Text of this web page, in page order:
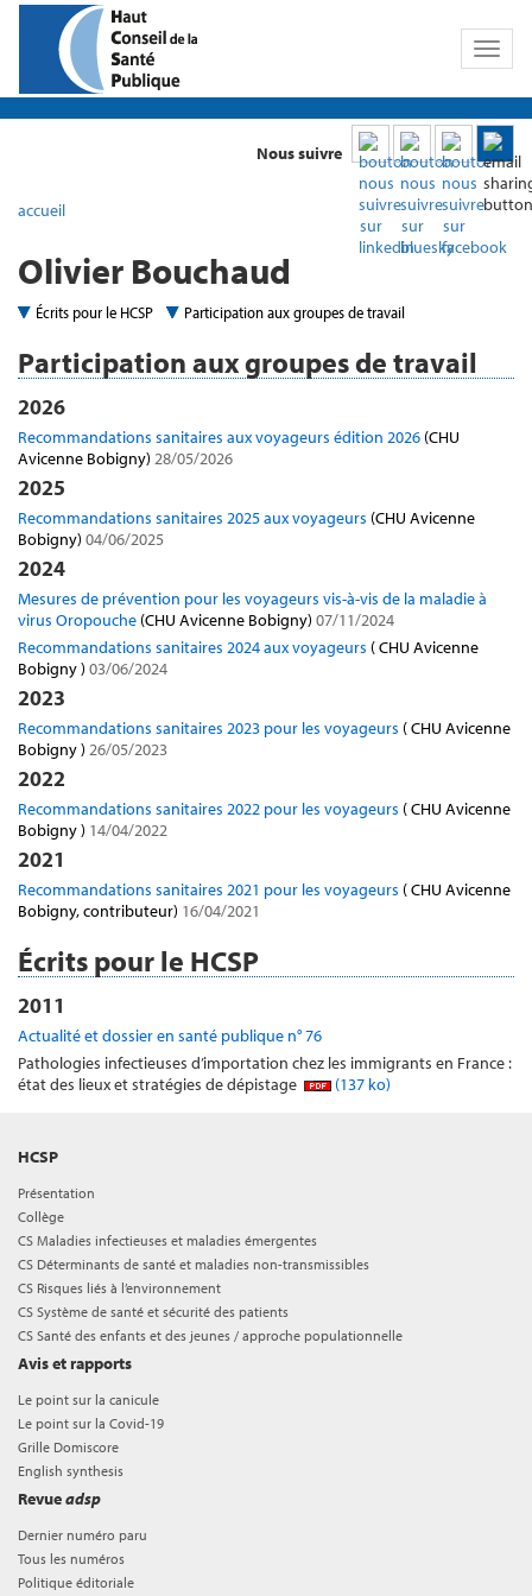
Toggle
Nous suivre
accueil
Olivier Bouchaud
Écrits pour le HCSP Participation aux groupes de travail
Participation aux groupes de travail
2026
Recommandations sanitaires aux voyageurs édition 2026 (CHU
Avicenne Bobigny) 28/05/2026
2025
Recommandations sanitaires 2025 aux voyageurs (CHU Avicenne
Bobigny) 04/06/2025
2024
Mesures de prévention pour les voyageurs vis-à-vis de la maladie à
virus Oropouche (CHU Avicenne Bobigny) 07/11/2024
Recommandations sanitaires 2024 aux voyageurs ( CHU Avicenne
Bobigny ) 03/06/2024
2023
Recommandations sanitaires 2023 pour les voyageurs ( CHU Avicenne
Bobigny ) 26/05/2023
2022
Recommandations sanitaires 2022 pour les voyageurs ( CHU Avicenne
Bobigny ) 14/04/2022
2021
Recommandations sanitaires 2021 pour les voyageurs ( CHU Avicenne
Bobigny, contributeur) 16/04/2021
Écrits pour le HCSP
2011
Actualité et dossier en santé publique n° 76
Pathologies infectieuses d’importation chez les immigrants en France :
état des lieux et stratégies de dépistage
(137 ko)
HCSP
Présentation
Collège
CS Maladies infectieuses et maladies émergentes
CS Déterminants de santé et maladies non-transmissibles
CS Risques liés à l’environnement
CS Système de santé et sécurité des patients
CS Santé des enfants et des jeunes / approche populationnelle
Avis et rapports
Le point sur la canicule
Le point sur la Covid-19
Grille Domiscore
English synthesis
Revueadsp
Dernier numéro paru
Tous les numéros
Politique éditoriale